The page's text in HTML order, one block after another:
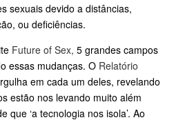
sexuais devido a distâncias,
ou deficiências.
Future of Sex, 5 grandes campos
essas mudanças. O Relatório
em cada um deles, revelando
estão nos levando muito além
que ‘a tecnologia nos isola’. Ao